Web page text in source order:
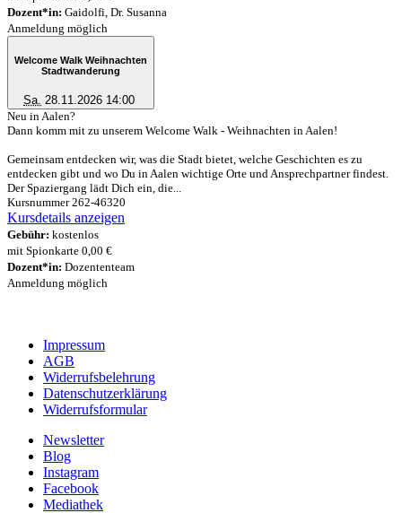
Dozent*in: Gaidolfi, Dr. Susanna
Anmeldung möglich
Welcome Walk Weihnachten
Stadtwanderung
Sa. 28.11.2026 14:00
Neu in Aalen?
Dann komm mit zu unserem Welcome Walk - Weihnachten in Aalen!
Gemeinsam entdecken wir, was die Stadt bietet, welche Geschichten es zu
entdecken gibt und wo Du in Aalen wichtige Orte und Ansprechpartner findest.
Der Spaziergang lädt Dich ein, die...
Kursnummer 262-46320
Kursdetails anzeigen
Gebühr: kostenlos
mit Spionkarte 0,00 €
Dozent*in: Dozententeam
Anmeldung möglich
Impressum
AGB
Widerrufsbelehrung
Datenschutzerklärung
Widerrufsformular
Newsletter
Blog
Instagram
Facebook
Mediathek